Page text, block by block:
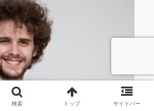
検索 トップ サイドバー